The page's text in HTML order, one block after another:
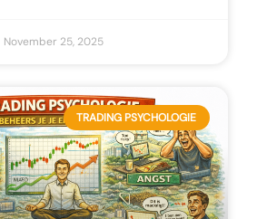
November 25, 2025
TRADING PSYCHOLOGIE